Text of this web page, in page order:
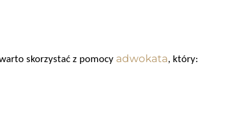
skorzystać z pomocy adwokata, który: